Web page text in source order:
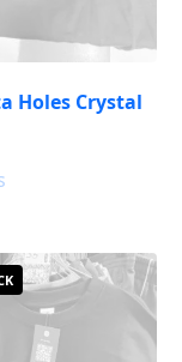
Holes Crystal